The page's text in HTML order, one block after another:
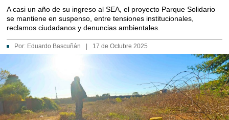
A casi un año de su ingreso al SEA, el proyecto Parque Solidario
se mantiene en suspenso, entre tensiones institucionales,
reclamos ciudadanos y denuncias ambientales.
Por: Eduardo Bascuñán 17 de Octubre 2025